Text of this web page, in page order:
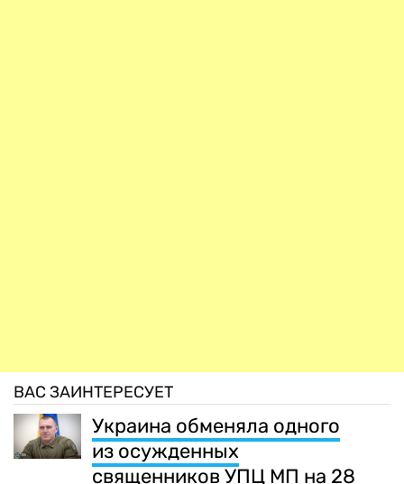
ВАС ЗАИНТЕРЕСУЕТ
Украина обменяла одного
из осужденных
священников УПЦ МП на 28